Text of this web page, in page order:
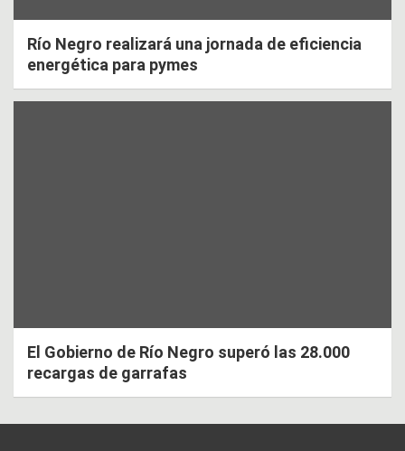
Río Negro realizará una jornada de eficiencia
energética para pymes
El Gobierno de Río Negro superó las 28.000
recargas de garrafas